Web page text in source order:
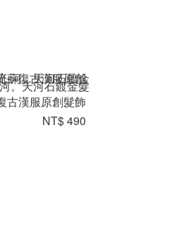
。天河石鍍金髮
古漢服原創髮飾
NT$ 490